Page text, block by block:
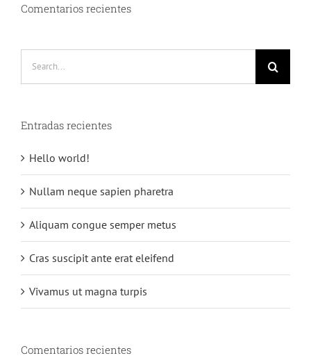
Comentarios recientes
Entradas recientes
Hello world!
Nullam neque sapien pharetra
Aliquam congue semper metus
Cras suscipit ante erat eleifend
Vivamus ut magna turpis
Comentarios recientes